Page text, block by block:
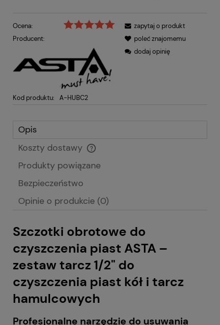
Ocena:
Producent:
Kod produktu: A-HUBC2
zapytaj o produkt
poleć znajomemu
dodaj opinię
Opis
Koszty dostawy
Cena nie zawiera ewentualnych kosztów płatności
Produkty powiązane
Bezpieczeństwo
Opinie o produkcie (0)
Szczotki obrotowe do
czyszczenia piast ASTA –
zestaw tarcz 1/2" do
czyszczenia piast kół i tarcz
hamulcowych
Profesjonalne narzędzie do usuwania